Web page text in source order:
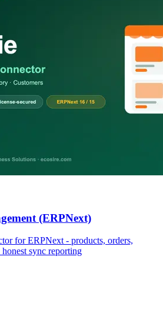
(ERPNext)
for ERPNext - products, orders,
sync reporting